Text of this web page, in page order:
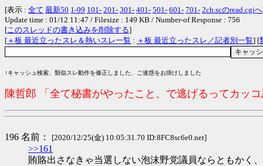
[表示 : 全て 最新50 1-99 101- 201- 301- 401- 501- 601- 701- 2ch.scのread.cgiへ
Update time : 01/12 11:47 / Filesize : 149 KB / Number-of Response : 756
[このスレッドの書き込みを削除する]
[ ＋板 最近立ったスレ＆熱いスレ一覧 : ＋板 最近立ったスレ／記者別一覧] [
↑キャッシュ検索、類似スレ動作を修正しました、ご迷惑をお掛けしました
陳哲郎 「全て秘書がやったこと、で逃げるってカッ
196 名前： [2020/12/25(金) 10:05:31.70 ID:8FC8sc6e0.net]
>>161
賄賂出さなきゃ当選しない泡沫野党議員ならともかく